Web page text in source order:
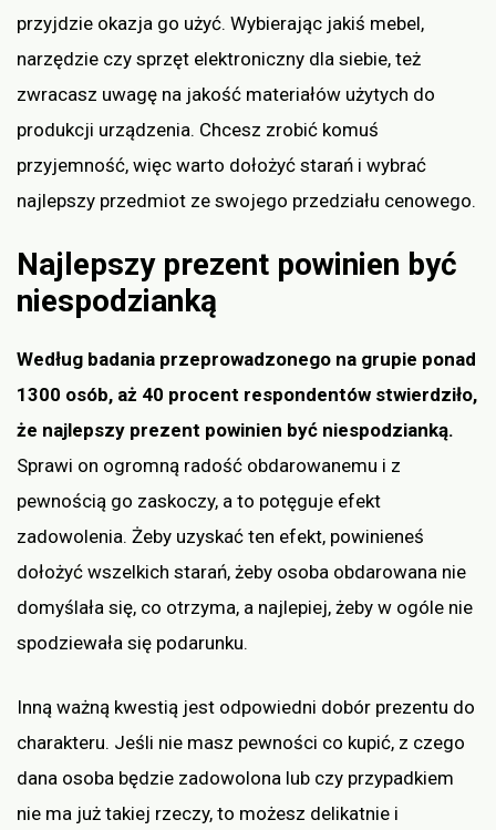
przyjdzie okazja go użyć. Wybierając jakiś mebel,
narzędzie czy sprzęt elektroniczny dla siebie, też
zwracasz uwagę na jakość materiałów użytych do
produkcji urządzenia. Chcesz zrobić komuś
przyjemność, więc warto dołożyć starań i wybrać
najlepszy przedmiot ze swojego przedziału cenowego.
Najlepszy prezent powinien być
niespodzianką
Według badania przeprowadzonego na grupie ponad
1300 osób, aż 40 procent respondentów stwierdziło,
że najlepszy prezent powinien być niespodzianką.
Sprawi on ogromną radość obdarowanemu i z
pewnością go zaskoczy, a to potęguje efekt
zadowolenia. Żeby uzyskać ten efekt, powinieneś
dołożyć wszelkich starań, żeby osoba obdarowana nie
domyślała się, co otrzyma, a najlepiej, żeby w ogóle nie
spodziewała się podarunku.
Inną ważną kwestią jest odpowiedni dobór prezentu do
charakteru. Jeśli nie masz pewności co kupić, z czego
dana osoba będzie zadowolona lub czy przypadkiem
nie ma już takiej rzeczy, to możesz delikatnie i